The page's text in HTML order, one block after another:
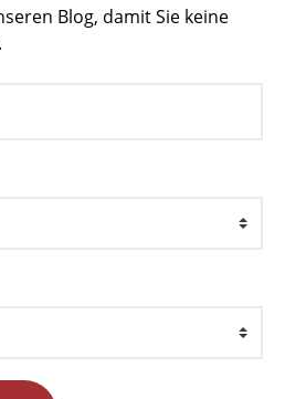
Blog, damit Sie keine